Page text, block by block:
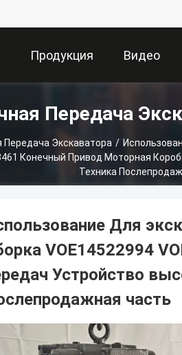
Продукция Видео
Передача
Передача Экскаватора /
Конечный Привод Моторная
Техника
Для
VOE14522994
Устройство
часть